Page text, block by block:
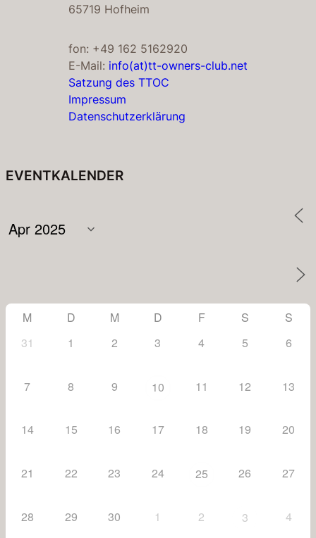
65719 Hofheim
fon: +49 162 5162920
E-Mail: info(at)tt-owners-club.net
Satzung des TTOC
Impressum
Datenschutzerklärung
EVENTKALENDER
M D M D F S
S
31
1 2 3 4 5 6
7 8 9 10 11 12 13
14 15 16 17 18 19 20
21 22 23 24 25 26 27
28 29 30 1 2 3 4